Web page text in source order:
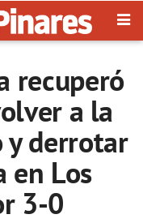
recuperó
a la
derrotar
en Los
3-0